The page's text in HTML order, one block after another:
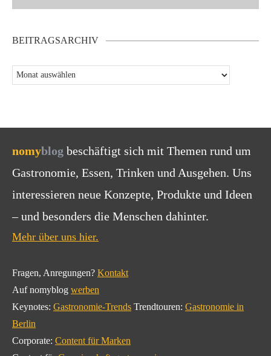
BEITRAGSARCHIV
nomyblog beschäftigt sich mit Themen rund um
Gastronomie, Essen, Trinken und Ausgehen. Uns
interessieren neue Konzepte, Produkte und Ideen
– und besonders die Menschen dahinter.
Mehr über uns hier.
Fragen, Anregungen? Kontakt
Auf nomyblog werben
Keynotes: Gastronomie-Trends Trendtouren: Gastronomie in
Berlin
Corporate: Content für Marken